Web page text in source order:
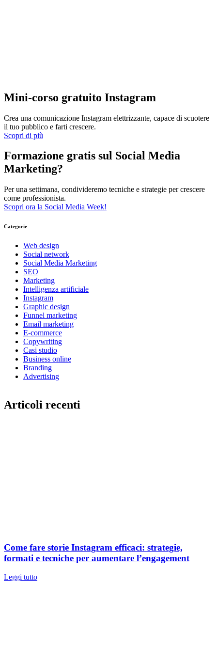
Mini-corso gratuito Instagram
Crea una comunicazione Instagram elettrizzante, capace di scuotere
il tuo pubblico e farti crescere.
Scopri di più
Formazione gratis sul Social Media
Marketing?
Per una settimana, condivideremo tecniche e strategie per crescere
come professionista.
Scopri ora la Social Media Week!
Categorie
Web design
Social network
Social Media Marketing
SEO
Marketing
Intelligenza artificiale
Instagram
Graphic design
Funnel marketing
Email marketing
E-commerce
Copywriting
Casi studio
Business online
Branding
Advertising
Articoli recenti
Come fare storie Instagram efficaci: strategie,
formati e tecniche per aumentare l’engagement
Leggi tutto